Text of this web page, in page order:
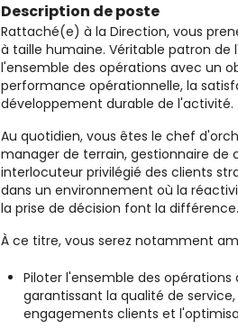
Description de poste
Rattaché(e) à la Direction, vous
à taille humaine. Véritable patron de
l'ensemble des opérations avec un
performance opérationnelle, la
développement durable de l'activité.
Au quotidien, vous êtes le chef
manager de terrain, gestionnaire de
interlocuteur privilégié des clients
dans un environnement où la
la prise de décision font la différence.
À ce titre, vous serez notamment
Piloter l'ensemble des opérations
garantissant la qualité de
engagements clients et